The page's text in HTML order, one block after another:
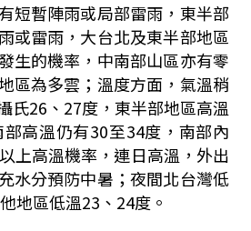
短暫陣雨或局部雷雨，東半部
或雷雨，大台北及東半部地區
生的機率，中南部山區亦有零
區為多雲；溫度方面，氣溫稍
氏26、27度，東半部地區高溫
高溫仍有30至34度，南部內
上高溫機率，連日高溫，外出
水分預防中暑；夜間北台灣低
地區低溫23、24度。